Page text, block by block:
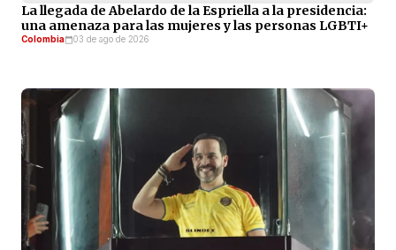
La llegada de Abelardo de la Espriella a la presidencia:
una amenaza para las mujeres y las personas LGBTI+
Colombia 03 de ago de 2026